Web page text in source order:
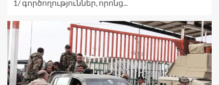
1/ գործողություններ, որոնց...